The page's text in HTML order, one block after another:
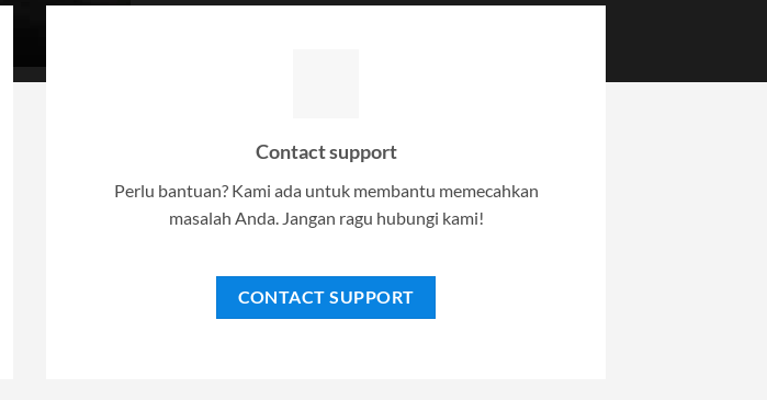
Contact support
Perlu bantuan? Kami ada untuk membantu memecahkan
masalah Anda. Jangan ragu hubungi kami!
CONTACT SUPPORT